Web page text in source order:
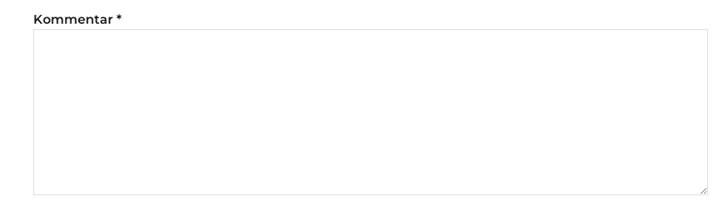
Kommentar *